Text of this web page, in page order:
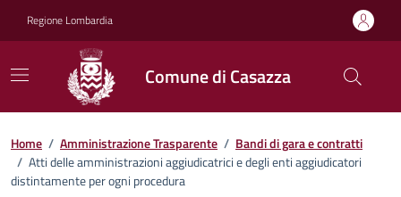
Regione Lombardia
Comune di Casazza
Home / Amministrazione Trasparente / Bandi di gara e contratti
/ Atti delle amministrazioni aggiudicatrici e degli enti aggiudicatori
distintamente per ogni procedura